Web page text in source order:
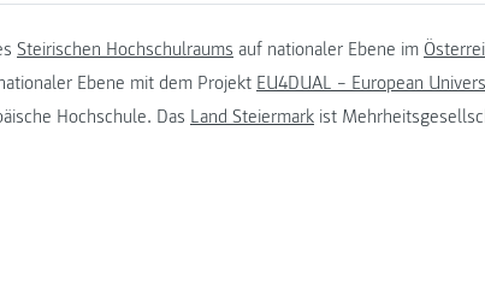
Steirischen Hochschulraums auf nationaler Ebene im
Ebene mit dem Projekt EU4DUAL – European
Hochschule. Das Land Steiermark ist